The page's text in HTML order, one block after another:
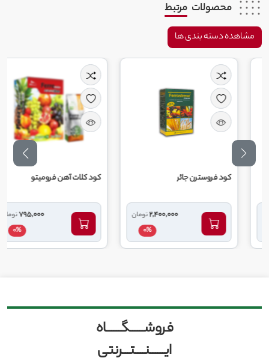
محصولات مرتبط
مشاهده دسته بندی ها
کود فروسترن جائر
2,400,000تومان
کود کلات آهن فرومیتو
795,000تومان
فروشــــــگــــــاه
ایــــــنــــتـــرنتی